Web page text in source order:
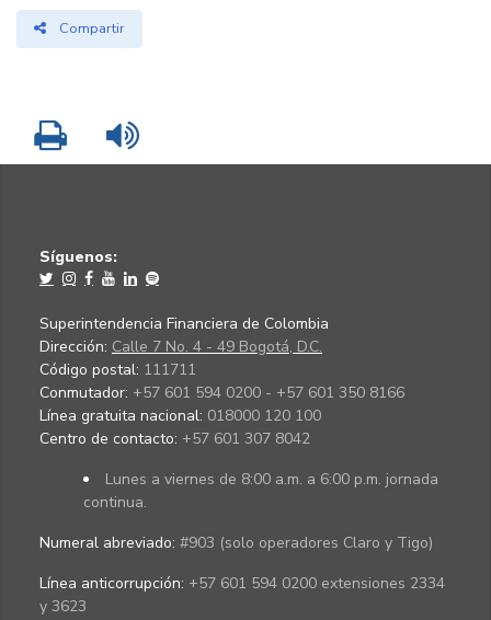
Compartir
Imprimir
Síguenos:
Superintendencia Financiera de Colombia
Dirección: Calle 7 No. 4 - 49 Bogotá, D.C.
Código postal: 111711
Conmutador: +57 601 594 0200 - +57 601 350 8166
Línea gratuita nacional: 018000 120 100
Centro de contacto: +57 601 307 8042
Lunes a viernes de 8:00 a.m. a 6:00 p.m. jornada
continua.
Numeral abreviado: #903 (solo operadores Claro y Tigo)
Línea anticorrupción: +57 601 594 0200 extensiones 2334
y 3623